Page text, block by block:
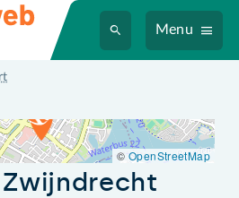
Menu
©OpenStreetMap